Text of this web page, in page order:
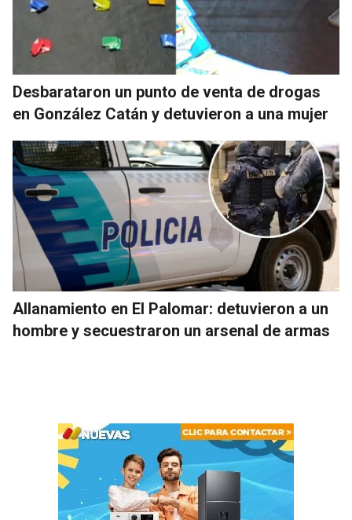
Desbarataron un punto de venta de drogas
en González Catán y detuvieron a una mujer
Allanamiento en El Palomar: detuvieron a un
hombre y secuestraron un arsenal de armas